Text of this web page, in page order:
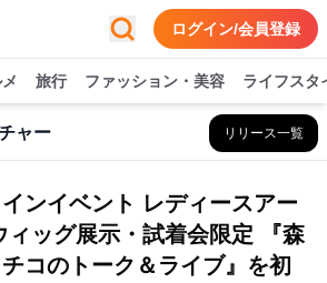
ログイン/会員登録
旅行 ファッション・美容 ライフスタ
ャー リリース一覧
ンイベント レディースアー
ィッグ展示・試着会限定 『森
コのトーク＆ライブ』を初